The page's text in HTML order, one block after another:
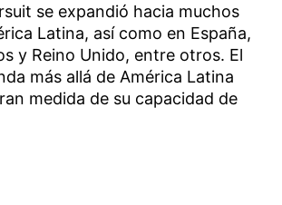
se expandió hacia muchos
Latina, así como en España,
y Reino Unido, entre otros. El
más allá de América Latina
medida de su capacidad de